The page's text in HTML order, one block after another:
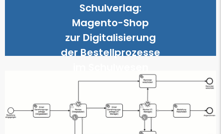
Schulverlag:
Magento-Shop
zur Digitalisierung
der Bestellprozesse